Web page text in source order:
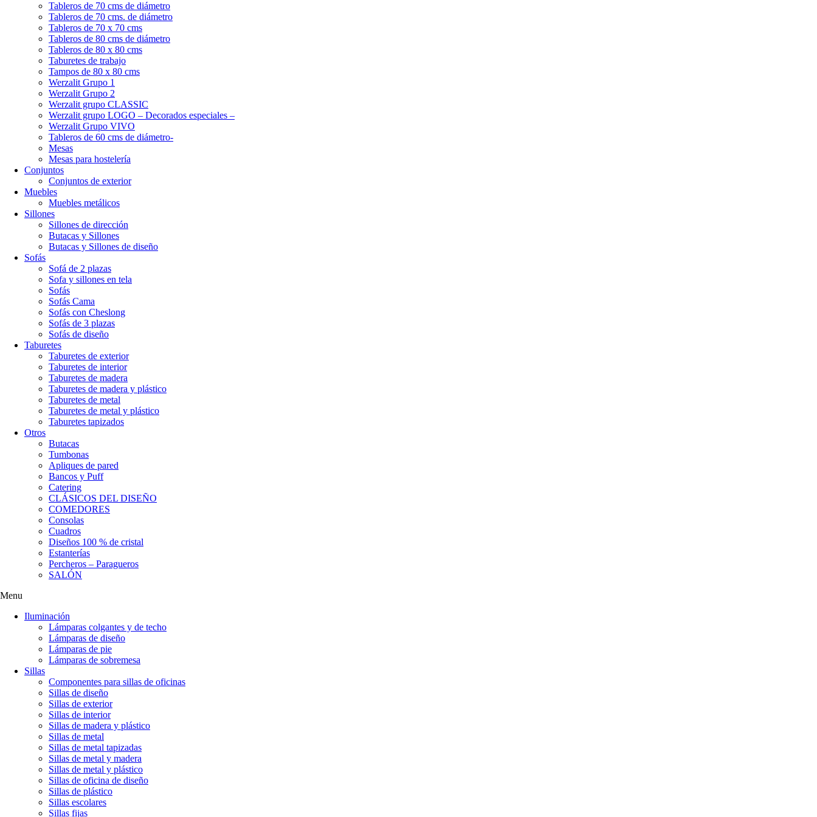
Tableros de 70 cms de diámetro
Tableros de 70 cms. de diámetro
Tableros de 70 x 70 cms
Tableros de 80 cms de diámetro
Tableros de 80 x 80 cms
Taburetes de trabajo
Tampos de 80 x 80 cms
Werzalit Grupo 1
Werzalit Grupo 2
Werzalit grupo CLASSIC
Werzalit grupo LOGO – Decorados especiales –
Werzalit Grupo VIVO
Tableros de 60 cms de diámetro-
Mesas
Mesas para hostelería
Conjuntos
Conjuntos de exterior
Muebles
Muebles metálicos
Sillones
Sillones de dirección
Butacas y Sillones
Butacas y Sillones de diseño
Sofás
Sofá de 2 plazas
Sofa y sillones en tela
Sofás
Sofás Cama
Sofás con Cheslong
Sofás de 3 plazas
Sofás de diseño
Taburetes
Taburetes de exterior
Taburetes de interior
Taburetes de madera
Taburetes de madera y plástico
Taburetes de metal
Taburetes de metal y plástico
Taburetes tapizados
Otros
Butacas
Tumbonas
Apliques de pared
Bancos y Puff
Catering
CLÁSICOS DEL DISEÑO
COMEDORES
Consolas
Cuadros
Diseños 100 % de cristal
Estanterías
Percheros – Paragueros
SALÓN
Menu
Iluminación
Lámparas colgantes y de techo
Lámparas de diseño
Lámparas de pie
Lámparas de sobremesa
Sillas
Componentes para sillas de oficinas
Sillas de diseño
Sillas de exterior
Sillas de interior
Sillas de madera y plástico
Sillas de metal
Sillas de metal tapizadas
Sillas de metal y madera
Sillas de metal y plástico
Sillas de oficina de diseño
Sillas de plástico
Sillas escolares
Sillas fijas